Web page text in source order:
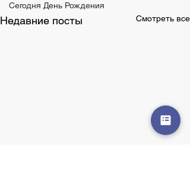
Сегодня День Рождения
Недавние посты Смотреть все